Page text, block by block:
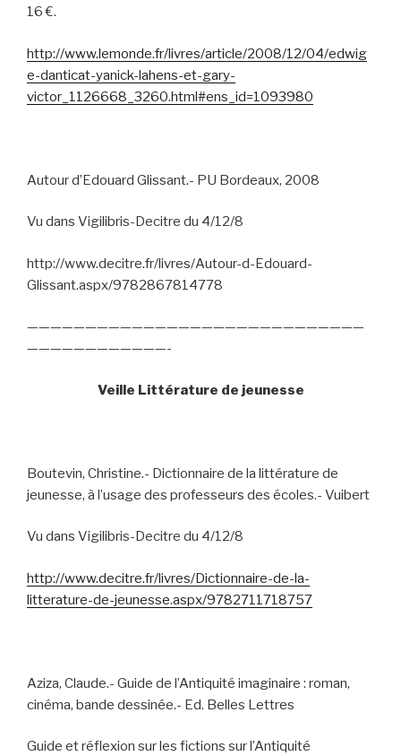
16 €.
http://www.lemonde.fr/livres/article/2008/12/04/edwig
e-danticat-yanick-lahens-et-gary-
victor_1126668_3260.html#ens_id=1093980
Autour d’Edouard Glissant.- PU Bordeaux, 2008
Vu dans Vigilibris-Decitre du 4/12/8
http://www.decitre.fr/livres/Autour-d-Edouard-
Glissant.aspx/9782867814778
—————————————————————————————
————————————-
Veille Littérature de jeunesse
Boutevin, Christine.- Dictionnaire de la littérature de
jeunesse, à l’usage des professeurs des écoles.- Vuibert
Vu dans Vigilibris-Decitre du 4/12/8
http://www.decitre.fr/livres/Dictionnaire-de-la-
litterature-de-jeunesse.aspx/9782711718757
Aziza, Claude.- Guide de l’Antiquité imaginaire : roman,
cinéma, bande dessinée.- Ed. Belles Lettres
Guide et réflexion sur les fictions sur l’Antiquité